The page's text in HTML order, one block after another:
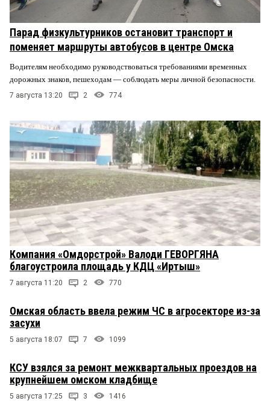
Парад физкультурников остановит транспорт и
поменяет маршруты автобусов в центре Омска
Водителям необходимо руководствоваться требованиями временных
дорожных знаков, пешеходам — соблюдать меры личной безопасности.
7 августа 13:20 2 774
Компания «Омдорстрой» Валоди ГЕВОРГЯНА
благоустроила площадь у КДЦ «Иртыш»
7 августа 11:20 2 770
Омская область ввела режим ЧС в агросекторе из-за
засухи
5 августа 18:07 7 1099
КСУ взялся за ремонт межквартальных проездов на
крупнейшем омском кладбище
5 августа 17:25 3 1416